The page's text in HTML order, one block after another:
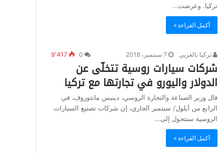
تركيا. وعرضت…
أكمل القراءة »
تركيا بالعربي 7 سبتمبر، 2018 9٬417
شركات سيارات روسية تتخلّى عن
الدولار واليورو في تجارتها مع تركيا
قال وزير الصناعة والتجارة الروسي، دينيس مانتوروف، في
الرابع من أيلول/ سبتمبر الجاري، إن شركات تصنيع السيارات
الروسية ستتحول إلى…
أكمل القراءة »